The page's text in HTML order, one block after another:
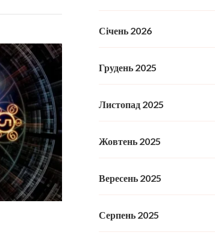
Січень 2026
Грудень 2025
Листопад 2025
Жовтень 2025
Вересень 2025
Серпень 2025